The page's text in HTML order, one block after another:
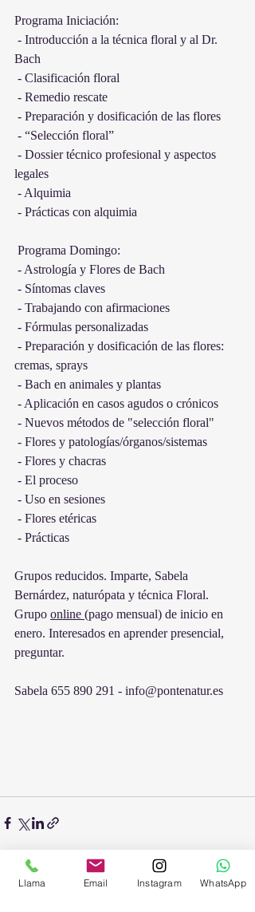
Programa Iniciación:
Bach​
- Clasificación floral​
- Remedio rescate
- Preparación y dosificación de las flores
- “Selección floral​”
legales​
- Alquimia
- Prácticas con alquimia
Programa Domingo:
- Astrología y Flores de Bach​
- Síntomas claves​
- Trabajando con afirmaciones​
- Fórmulas​ personalizadas
cremas, sprays​
- Bach en animales y plantas​
- Aplicación en casos agudos o crónicos​
- Nuevos métodos de "selección floral​"
- Flores y patologías/órganos/sistemas​
- Flores y chacras​
- El proceso ​
- Uso en sesiones
- Flores etéricas
- Prácticas
Grupos reducidos. Imparte, Sabela
Bernárdez, naturópata y técnica Floral.
Grupo online (pago mensual) de inicio en
enero. Interesados en aprender presencial,
preguntar.
Sabela 655 890 291 - info@pontenatur.es
Llama Email Instagram WhatsApp